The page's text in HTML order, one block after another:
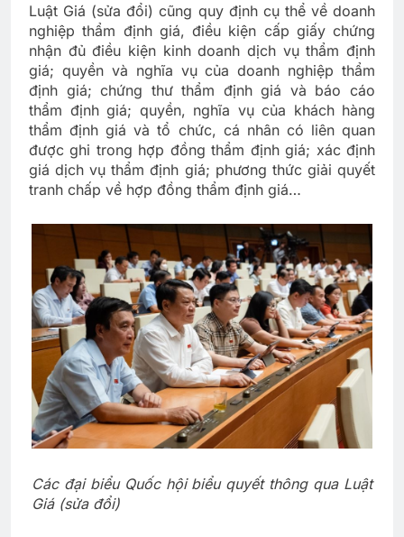
Luật Giá (sửa đổi) cũng quy định cụ thể về doanh
nghiệp thẩm định giá, điều kiện cấp giấy chứng
nhận đủ điều kiện kinh doanh dịch vụ thẩm định
giá; quyền và nghĩa vụ của doanh nghiệp thẩm
định giá; chứng thư thẩm định giá và báo cáo
thẩm định giá; quyền, nghĩa vụ của khách hàng
thẩm định giá và tổ chức, cá nhân có liên quan
được ghi trong hợp đồng thẩm định giá; xác định
giá dịch vụ thẩm định giá; phương thức giải quyết
tranh chấp về hợp đồng thẩm định giá…
Các đại biểu Quốc hội biểu quyết thông qua Luật
Giá (sửa đổi)